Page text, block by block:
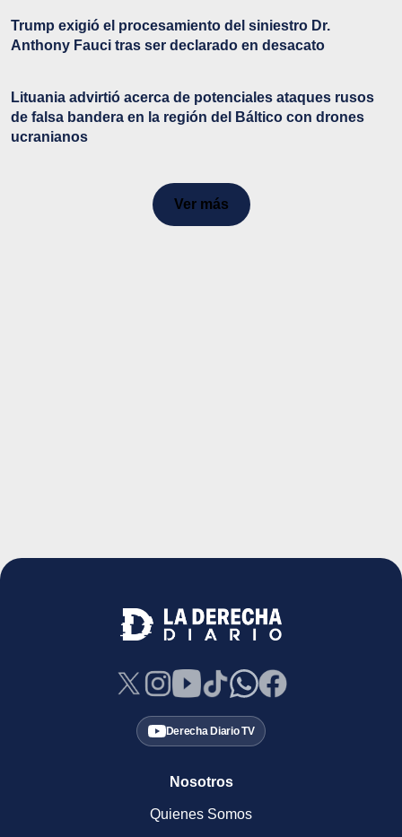
Trump exigió el procesamiento del siniestro Dr.
Anthony Fauci tras ser declarado en desacato
Lituania advirtió acerca de potenciales ataques rusos
de falsa bandera en la región del Báltico con drones
ucranianos
Ver más
Derecha Diario TV
Nosotros
Quienes Somos